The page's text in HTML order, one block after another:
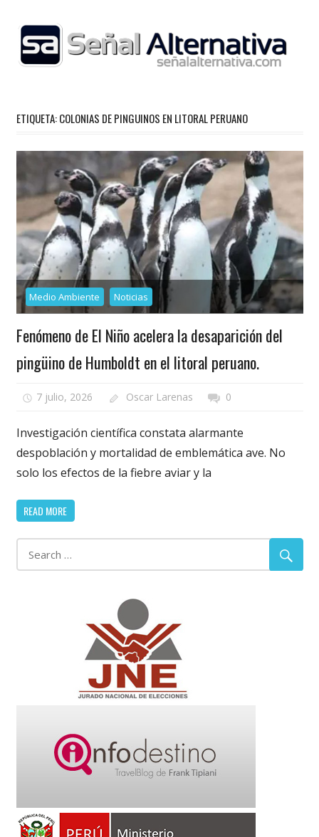
content
ETIQUETA:COLONIAS DE PINGUINOS EN LITORAL PERUANO
Medio Ambiente Noticias
Fenómeno de El Niño acelera la desaparición del
pingüino de Humboldt en el litoral peruano.
7 julio, 2026 Oscar Larenas 0
Investigación científica constata alarmante
despoblación y mortalidad de emblemática ave. No
solo los efectos de la fiebre aviar y la
READ MORE